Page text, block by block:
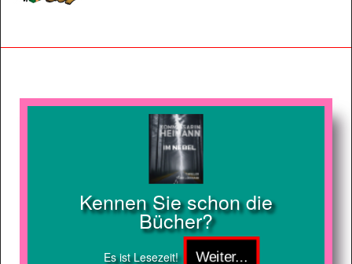
Kennen Sie schon die
Bücher?
Es ist Lesezeit!